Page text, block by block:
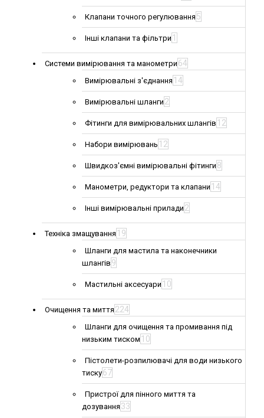
Клапани точного регулювання 5
Інші клапани та фільтри 1
Системи вимірювання та манометри 64
Вимірювальні з'єднання 14
Вимірювальні шланги 2
Фітинги для вимірювальних шлангів 12
Набори вимірювань 12
Швидкоз'ємні вимірювальні фітинги 8
Манометри, редуктори та клапани 14
Інші вимірювальні прилади 2
Техніка змащування 19
Шланги для мастила та наконечники
шлангів 9
Мастильні аксесуари 10
Очищення та миття 224
Шланги для очищення та промивання під
низьким тиском 10
Пістолети-розпилювачі для води низького
тиску67
Пристрої для пінного миття та
дозування 33